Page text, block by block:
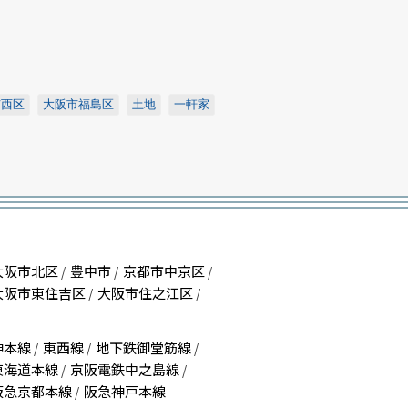
区 大阪市福島区 土地 一軒家
市北区 / 豊中市 / 京都市中京区 /
市東住吉区 / 大阪市住之江区 /
線 / 東西線 / 地下鉄御堂筋線 /
道本線 / 京阪電鉄中之島線 /
京都本線 / 阪急神戸本線